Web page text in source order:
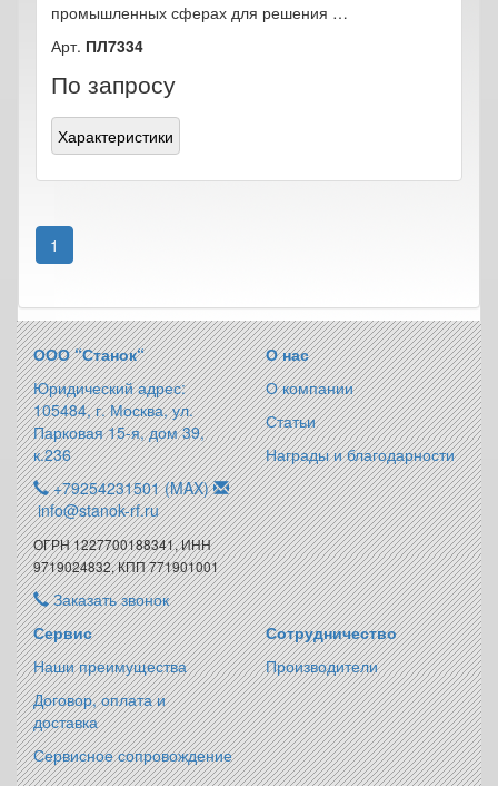
промышленных сферах для решения …
Арт. ПЛ7334
По запросу
Характеристики
1
ООО “Станок“
Юридический адрес:
105484, г. Москва, ул.
Парковая 15-я, дом 39,
к.236
+79254231501 (MAX)
info@stanok-rf.ru
ОГРН 1227700188341, ИНН
9719024832, КПП 771901001
Заказать звонок
О нас
О компании
Статьи
Награды и благодарности
Сервис
Наши преимущества
Договор, оплата и
доставка
Сервисное сопровождение
Сотрудничество
Производители